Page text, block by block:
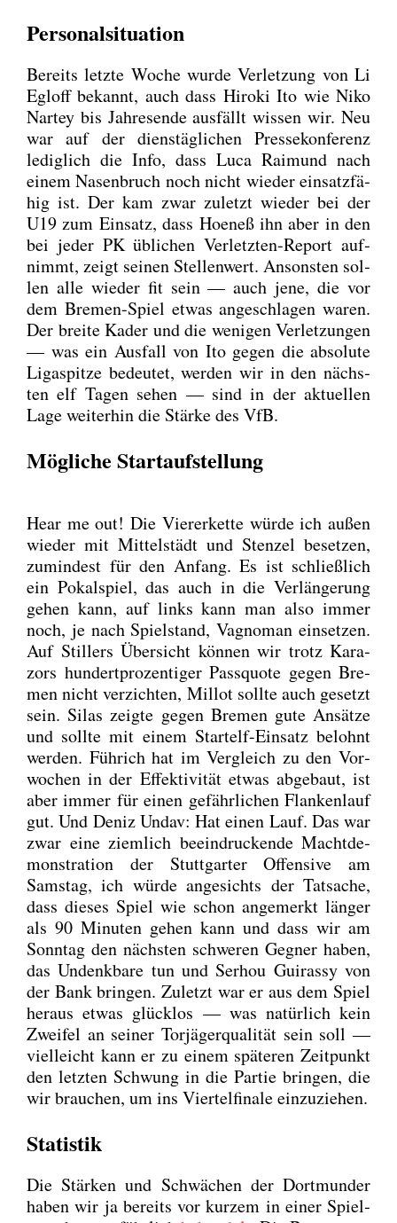
Personalsituation
Bereits letz­te Woche wur­de Ver­let­zung von Li
Egloff bekannt, auch dass Hiro­ki Ito wie Niko
Nar­tey bis Jah­res­en­de aus­fällt wis­sen wir. Neu
war auf der diens­täg­li­chen Pres­se­kon­fe­renz
ledig­lich die Info, dass Luca Rai­mund nach
einem Nasen­bruch noch nicht wie­der ein­satz­fä­
hig ist. Der kam zwar zuletzt wie­der bei der
U19 zum Ein­satz, dass Hoe­neß ihn aber in den
bei jeder PK übli­chen Ver­letz­ten-Report auf­
nimmt, zeigt sei­nen Stel­len­wert. Ansons­ten sol­
len alle wie­der fit sein — auch jene, die vor
dem Bre­men-Spiel etwas ange­schla­gen waren.
Der brei­te Kader und die weni­gen Ver­let­zun­gen
— was ein Aus­fall von Ito gegen die abso­lu­te
Liga­spit­ze bedeu­tet, wer­den wir in den nächs­
ten elf Tagen sehen — sind in der aktu­el­len
Lage wei­ter­hin die Stär­ke des VfB.
Mögliche Startaufstellung
Hear me out! Die Vie­rer­ket­te wür­de ich außen
wie­der mit Mit­tel­städt und Sten­zel beset­zen,
zumin­dest für den Anfang. Es ist schließ­lich
ein Pokal­spiel, das auch in die Ver­län­ge­rung
gehen kann, auf links kann man also immer
noch, je nach Spiel­stand, Vagno­man ein­set­zen.
Auf Stil­lers Über­sicht kön­nen wir trotz Kara­
zors hun­dert­pro­zen­ti­ger Pass­quo­te gegen Bre­
men nicht ver­zich­ten, Mil­lot soll­te auch gesetzt
sein. Silas zeig­te gegen Bre­men gute Ansät­ze
und soll­te mit einem Start­elf-Ein­satz belohnt
wer­den. Füh­rich hat im Ver­gleich zu den Vor­
wo­chen in der Effek­ti­vi­tät etwas abge­baut, ist
aber immer für einen gefähr­li­chen Flan­ken­lauf
gut. Und Deniz Undav: Hat einen Lauf. Das war
zwar eine ziem­lich beein­dru­cken­de Macht­de­
mons­tra­ti­on der Stutt­gar­ter Offen­si­ve am
Sams­tag, ich wür­de ange­sichts der Tat­sa­che,
dass die­ses Spiel wie schon ange­merkt län­ger
als 90 Minu­ten gehen kann und dass wir am
Sonn­tag den nächs­ten schwe­ren Geg­ner haben,
das Undenk­ba­re tun und Ser­hou Gui­ras­sy von
der Bank brin­gen. Zuletzt war er aus dem Spiel
her­aus etwas glück­los — was natür­lich kein
Zwei­fel an sei­ner Tor­jä­ger­qua­li­tät sein soll —
viel­leicht kann er zu einem spä­te­ren Zeit­punkt
den letz­ten Schwung in die Par­tie brin­gen, die
wir brau­chen, um ins Vier­tel­fi­na­le ein­zu­zie­hen.
Statistik
Die Stär­ken und Schwä­chen der Dort­mun­der
haben wir ja bereits vor kur­zem in einer Spiel­